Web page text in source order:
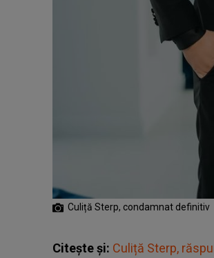
Culiță Sterp, condamnat definitiv
Citește și: Culiță Sterp,